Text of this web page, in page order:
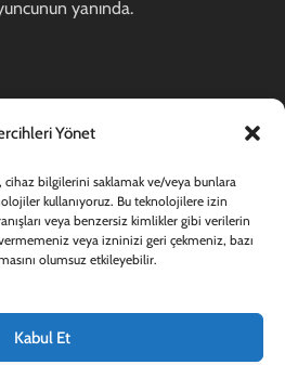
Yönet
bilgilerini saklamak ve/veya bunlara
kullanıyoruz. Bu teknolojilere izin
veya benzersiz kimlikler gibi verilerin
veya izninizi geri çekmeniz, bazı
olumsuz etkileyebilir.
Kabul Et
yanında.